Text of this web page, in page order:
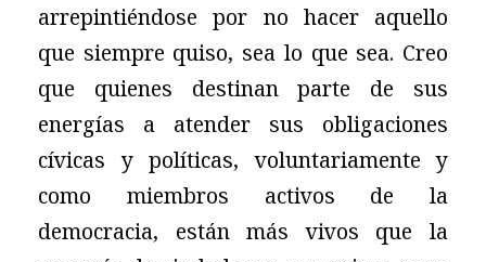
arrepintiéndose por no hacer aquello
que siempre quiso, sea lo que sea. Creo
que quienes destinanparte de sus
energías a atender sus obligaciones
cívicas y políticas, voluntariamente y
como miembros activos de la
democracia, están más vivos que la